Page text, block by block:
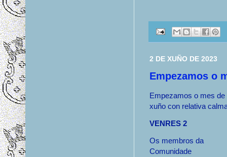
2 DE XUÑO DE 2023
Empezamos o
Empezamos o mes de
xuño con relativa
VENRES 2
Os membros da
Comunidade